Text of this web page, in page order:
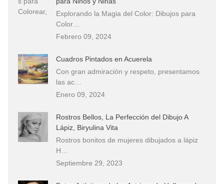
Explorando la Magia del Color: Dibujos para
Color…
Febrero 09, 2024
Cuadros Pintados en Acuerela
Con gran admiración y respeto, presentamos
las ac…
Enero 09, 2024
Rostros Bellos, La Perfección del Dibujo A
Lápiz, Biryulina Vita
Rostros bonitos de mujeres dibujados a lápiz
H…
Septiembre 29, 2023